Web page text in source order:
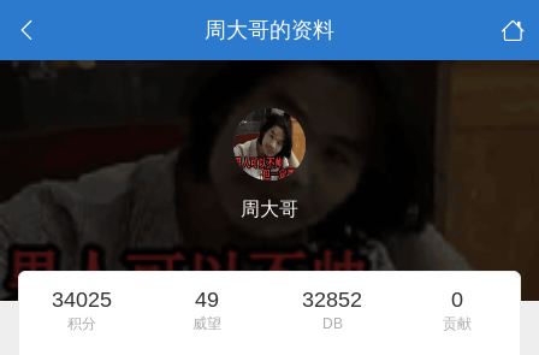
周大哥的资料
周大哥
34025
积分
49
威望
32852
DB
0
贡献